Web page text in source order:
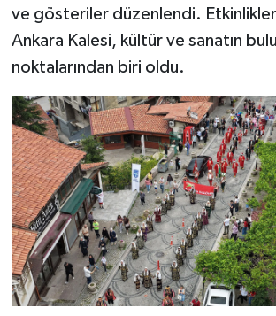
ve gösteriler düzenlendi.
Ankara Kalesi, kültür ve sanatın
noktalarından biri oldu.